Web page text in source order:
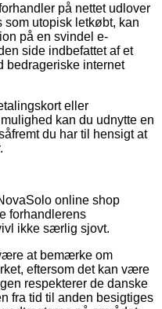
på nettet udlover
som utopisk letkøbt, kan
på en svindel e-
side indbefattet af et
bedrageriske internet
eller
kan du udnytte en
du har til hensigt at
online shop
forhandlerens
ikke særlig sjovt.
at bemærke om
eftersom det kan være
respekterer de danske
fra tid til anden besigtiges